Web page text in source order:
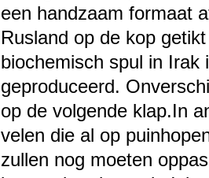
een handzaam formaat
Rusland op de kop
biochemisch spul in Irak
geproduceerd.
op de volgende klap.In
velen die al op
zullen nog moeten